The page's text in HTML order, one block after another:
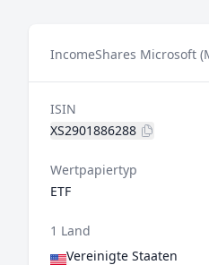
IncomeShares Microsoft
ISIN
XS2901886288
Wertpapiertyp
ETF
1 Land
Vereinigte Staaten